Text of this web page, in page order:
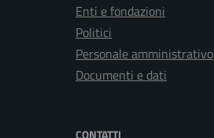
Enti e fondazioni
Politici
Personale amministrativo
Documenti e dati
CONTATTI